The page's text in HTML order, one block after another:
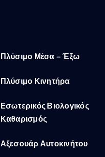
Πλύσιμο Μέσα – Έξω
Πλύσιμο Κινητήρα
Εσωτερικός Βιολογικός
Καθαρισμός
Αξεσουάρ Αυτοκινήτου